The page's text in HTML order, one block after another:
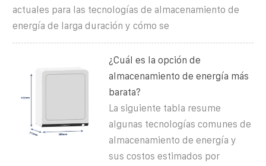
actuales para las tecnologías de almacenamiento de
energía de larga duración y cómo se
¿Cuál es la opción de
almacenamiento de energía más
barata?
La siguiente tabla resume
algunas tecnologías comunes de
almacenamiento de energía y
sus costos estimados por